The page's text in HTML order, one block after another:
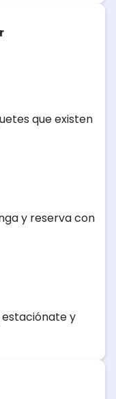
que existen
y reserva con
estaciónate y